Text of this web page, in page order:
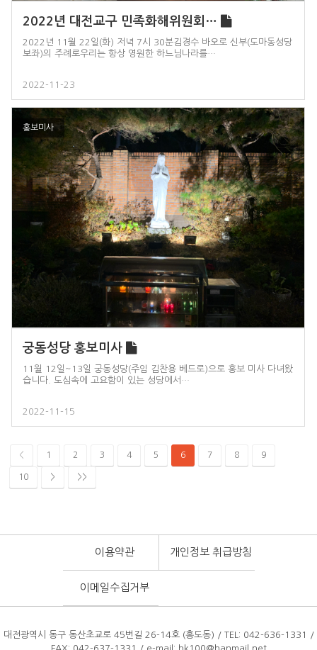
2022년 대전교구 민족화해위원회…
2022년 11월 22일(화) 저녁 7시 30분김경수 바오로 신부(도마동성당
보좌)의 주례로우리는 항상 영원한 하느님나라를…
2022-11-23
홍보미사
궁동성당 홍보미사
11월 12일~13일 궁동성당(주임 김찬용 베드로)으로 홍보 미사 다녀왔
습니다. 도심속에 고요함이 있는 성당에서…
2022-11-15
< 1 2 3 4 5 6 7 8 9
10 > >>
이용약관 개인정보 취급방침
이메일수집거부
대전광역시 동구 동산초교로 45번길 26-14호 (홍도동) / TEL: 042-636-1331 /